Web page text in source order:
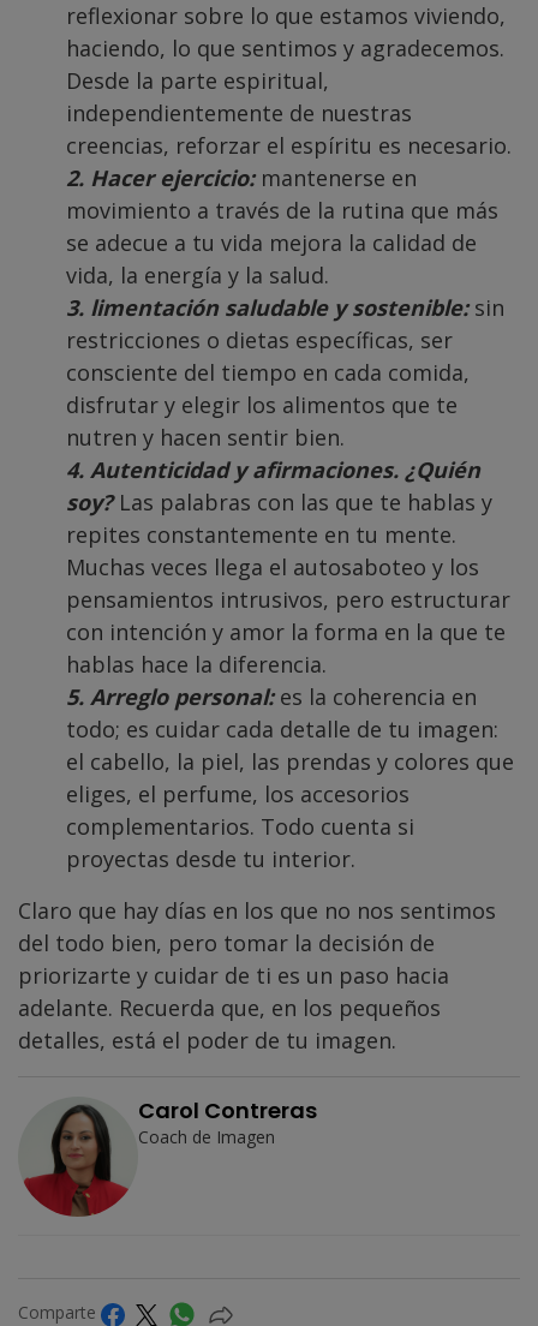
reflexionar sobre lo que estamos viviendo,
haciendo, lo que sentimos y agradecemos.
Desde la parte espiritual,
independientemente de nuestras
creencias, reforzar el espíritu es necesario.
2. Hacer ejercicio:mantenerse en
movimiento a través de la rutina que más
se adecue a tu vida mejora la calidad de
vida, la energía y la salud.
3. limentación saludable y sostenible:sin
restricciones o dietas específicas, ser
consciente del tiempo en cada comida,
disfrutar y elegir los alimentos que te
nutren y hacen sentir bien.
4. Autenticidad y afirmaciones. ¿Quién
soy?Las palabras con las que te hablas y
repites constantemente en tu mente.
Muchas veces llega el autosaboteo y los
pensamientos intrusivos, pero estructurar
con intención y amor la forma en la que te
hablas hace la diferencia.
5. Arreglo personal:es la coherencia en
todo; es cuidar cada detalle de tu imagen:
el cabello, la piel, las prendas y colores que
eliges, el perfume, los accesorios
complementarios. Todo cuenta si
proyectas desde tu interior.
Claro que hay días en los que no nos sentimos
del todo bien, pero tomar la decisión de
priorizarte y cuidar de ti es un paso hacia
adelante. Recuerda que, en los pequeños
detalles, está el poder de tu imagen.
Carol Contreras
Coach de Imagen
Comparte